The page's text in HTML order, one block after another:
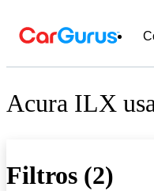
Acura ILX
Filtros (2)